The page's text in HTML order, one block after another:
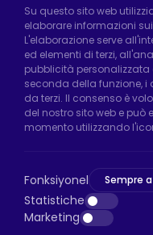
Fabbrica di
Uzunçayır Street,
Arnavutköy/
Telefono:+90 212
Email:
Negozio
Bayrampaşa/
Telefono:+90 530
Email:
Su questo sito web
elaborare informazioni
L'elaborazione serve
ed elementi di terzi,
pubblicità
seconda della funzione,
da terzi. Il consenso è
del nostro sito web e può
momento utilizzando
Fonksiyonel Sempre
Statistiche
Marketing